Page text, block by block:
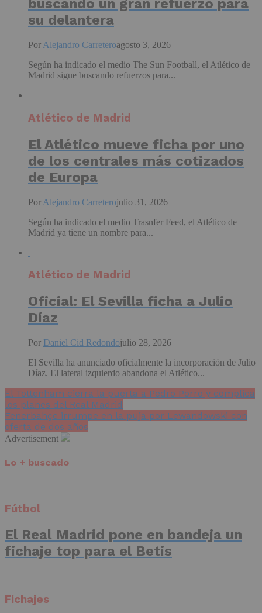
buscando un gran refuerzo para
su delantera
Por Alejandro Carreteroagosto 3, 2026
Según ha indicado el medio The Sun Football, el Atlético de
Madrid sigue buscando refuerzos para...
Atlético de Madrid
El Atlético mueve ficha por uno
de los centrales más cotizados
de Europa
Por Alejandro Carreterojulio 31, 2026
Según ha indicado el medio Trasnfer Feed, el Atlético de
Madrid ya tiene un nombre para...
Atlético de Madrid
Oficial: El Sevilla ficha a Julio
Díaz
Por Daniel Cid Redondojulio 28, 2026
El Sevilla ha anunciado oficialmente la incorporación de Julio
Díaz. El lateral izquierdo abandona el Atlético...
El Tottenham cierra la puerta a Pedro Porro y complica
los planes del Real Madrid
Fenerbahçe irrumpe en la puja por Lewandowski con
oferta de dos años
Advertisement
Lo + buscado
Fútbol
El Real Madrid pone en bandeja un
fichaje top para el Betis
Fichajes